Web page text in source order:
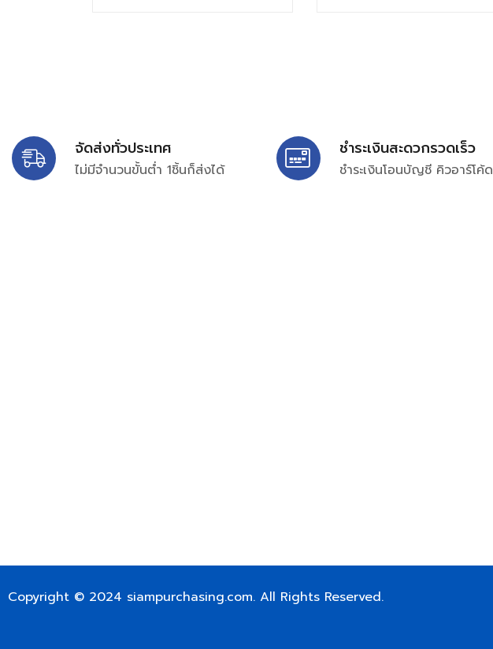
จัดส่งทั่วประเทศ
ไม่มีจำนวนขั้นต่ำ 1ชิ้นก็ส่งได้
ชำระเงินสะดวกรวดเร็ว
ชำระเงินโอนบัญชี คิวอาร์โค้ด
Copyright © 2024 siampurchasing.com. All Rights Reserved.